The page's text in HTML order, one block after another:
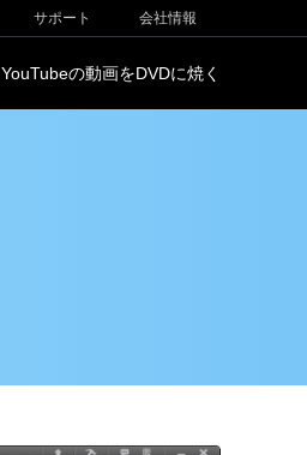
会社情報
サポート
YouTubeの動画をDVDに焼く